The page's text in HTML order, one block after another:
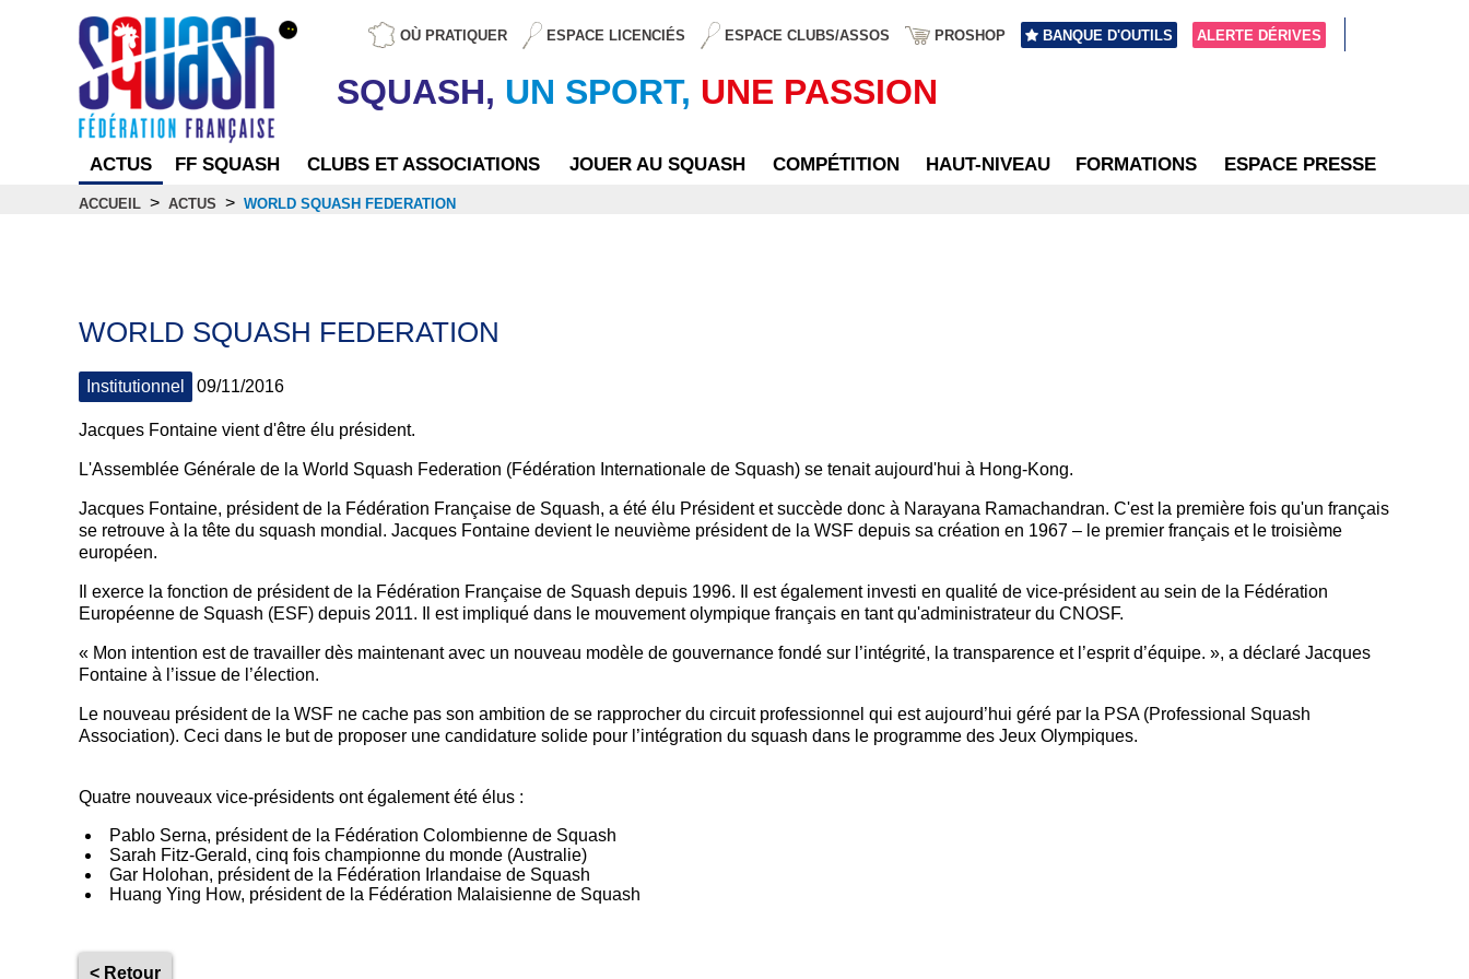
OÙ PRATIQUER ESPACE LICENCIÉS ESPACE CLUBS/ASSOS PROSHOP BANQUE D'OUTILS ALERTE DÉRIVES
SQUASH, UN SPORT, UNE PASSION
ACTUS FF SQUASH CLUBS ET ASSOCIATIONS JOUER AU SQUASH COMPÉTITION HAUT-NIVEAU FORMATIONS ESPACE PRESSE
ACCUEIL > ACTUS > WORLD SQUASH FEDERATION
WORLD SQUASH FEDERATION
Institutionnel 09/11/2016
Jacques Fontaine vient d'être élu président.
L'Assemblée Générale de la World Squash Federation (Fédération Internationale de Squash) se tenait aujourd'hui à Hong-Kong.
Jacques Fontaine, président de la Fédération Française de Squash, a été élu Président et succède donc à Narayana Ramachandran. C'est la première fois qu'un français
se retrouve à la tête du squash mondial. Jacques Fontaine devient le neuvième président de la WSF depuis sa création en 1967 – le premier français et le troisième
européen.
Il exerce la fonction de président de la Fédération Française de Squash depuis 1996. Il est également investi en qualité de vice-président au sein de la Fédération
Européenne de Squash (ESF) depuis 2011. Il est impliqué dans le mouvement olympique français en tant qu'administrateur du CNOSF.
« Mon intention est de travailler dès maintenant avec un nouveau modèle de gouvernance fondé sur l’intégrité, la transparence et l’esprit d’équipe. », a déclaré Jacques
Fontaine à l’issue de l’élection.
Le nouveau président de la WSF ne cache pas son ambition de se rapprocher du circuit professionnel qui est aujourd’hui géré par la PSA (Professional Squash
Association). Ceci dans le but de proposer une candidature solide pour l’intégration du squash dans le programme des Jeux Olympiques.
Quatre nouveaux vice-présidents ont également été élus :
Pablo Serna, président de la Fédération Colombienne de Squash
Sarah Fitz-Gerald, cinq fois championne du monde (Australie)
Gar Holohan, président de la Fédération Irlandaise de Squash
Huang Ying How, président de la Fédération Malaisienne de Squash
< Retour